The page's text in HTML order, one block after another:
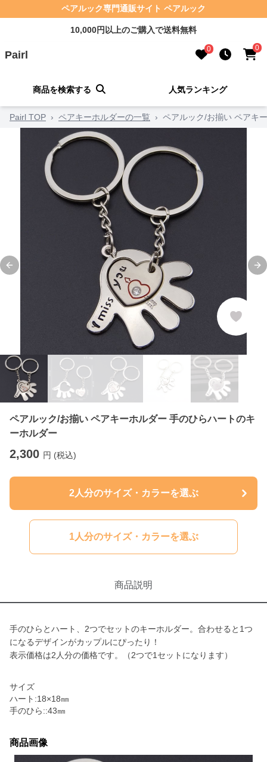
ペアルック専門通販サイト ペアルック
10,000円以上のご購入で送料無料
Pairl 0 0
商品を検索する 人気ランキング
Pairl TOP › ペアキーホルダーの一覧 › ペアルック/お揃い ペアキ
Previous slide
ペアルック/お揃い ペアキーホルダー 手のひらハートのキ
ーホルダー
2,300 円 (税込)
2人分のサイズ・カラーを選ぶ
1人分のサイズ・カラーを選ぶ
商品説明
手のひらとハート、2つでセットのキーホルダー。合わせると1つ
になるデザインがカップルにぴったり！
表示価格は2人分の価格です。（2つで1セットになります）
サイズ
ハート:18×18㎜
手のひら::43㎜
商品画像